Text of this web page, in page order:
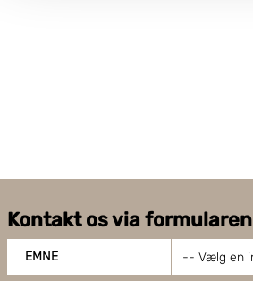
Kontakt os via formularen
EMNE